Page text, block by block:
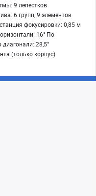
9 лепестков
6 групп, 9 элементов
фокусировки: 0,85 м
16° ​​По
диагонали: 28,5°
(только корпус)